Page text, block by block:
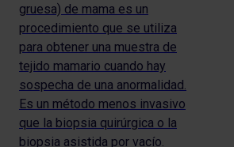
gruesa) de mama es un
procedimiento que se utiliza
para obtener una muestra de
tejido mamario cuando hay
sospecha de una anormalidad.
Es un método menos invasivo
que la biopsia quirúrgica o la
biopsia asistida por vacío.